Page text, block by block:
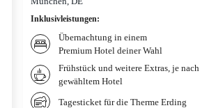
Inklusivleistungen:
Übernachtung in einem
Premium Hotel deiner Wahl
Frühstück und weitere Extras, je nach
gewähltem Hotel
Tagesticket für die Therme Erding